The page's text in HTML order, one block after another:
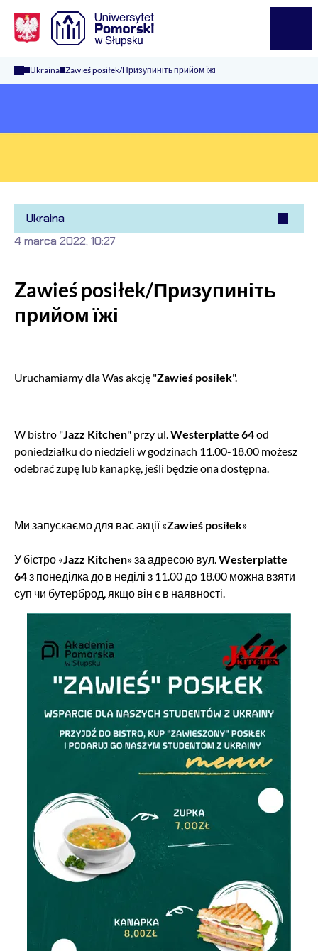
Ukraina Zawieś posiłek/Призупиніть прийом їжі
Ukraina
Zawieś posiłek/Призупиніть
прийом їжі
4 marca 2022, 10:27
Uruchamiamy dla Was akcję "Zawieś posiłek".
W bistro "Jazz Kitchen" przy ul.Westerplatte 64od
poniedziałku do niedzieli w godzinach 11.00-18.00 możesz
odebrać zupę lub kanapkę, jeśli będzie ona dostępna.
Ми запускаємо для вас акції «Zawieś posiłek»
У бістро «Jazz Kitchen» за адресою вул.Westerplatte
64з понеділка до в неділі з 11.00 до 18.00 можна взяти
суп чи бутерброд, якщо він є в наявності.